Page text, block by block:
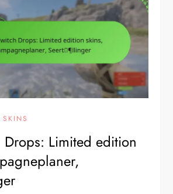
Drops: Limited edition